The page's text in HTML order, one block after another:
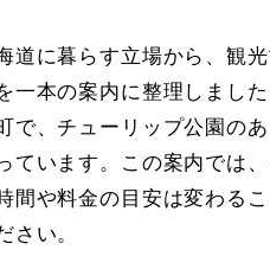
道に暮らす立場から、観
一本の案内に整理しまし
で、チューリップ公園の
ています。この案内では
間や料金の目安は変わる
さい。